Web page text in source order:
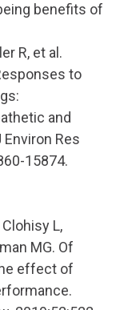
benefits of
R, et al.
to
and
Res
15874.
L,
MG. Of
effect of